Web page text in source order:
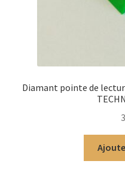
Diamant pointe de